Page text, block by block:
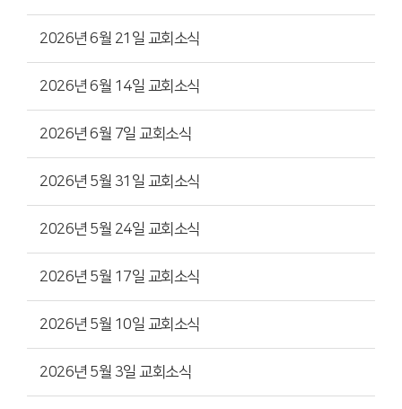
2026년 6월 21일 교회소식
2026년 6월 14일 교회소식
2026년 6월 7일 교회소식
2026년 5월 31일 교회소식
2026년 5월 24일 교회소식
2026년 5월 17일 교회소식
2026년 5월 10일 교회소식
2026년 5월 3일 교회소식